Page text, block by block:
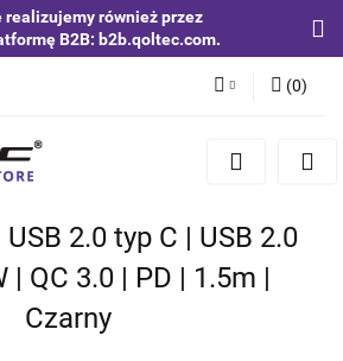
realizujemy również przez
B2B: b2b.qoltec.com.
Zaloguj się
Zgody cookies
(0)
2.0 typ C | USB 2.0
| QC 3.0 | PD | 1.5m |
Czarny